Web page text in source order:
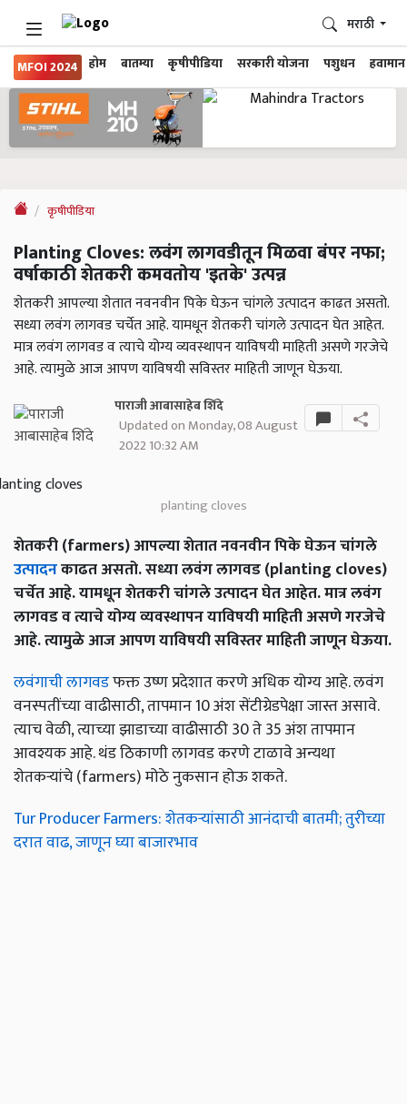
MFOI 2024 होम बातम्या कृषीपीडिया सरकारी योजना पशुधन हवामान
मराठी
कृषीपीडिया
Planting Cloves: लवंग लागवडीतून मिळवा बंपर नफा;
वर्षाकाठी शेतकरी कमवतोय 'इतके' उत्पन्न
शेतकरी आपल्या शेतात नवनवीन पिके घेऊन चांगले उत्पादन काढत असतो.
सध्या लवंग लागवड चर्चेत आहे. यामधून शेतकरी चांगले उत्पादन घेत आहेत.
मात्र लवंग लागवड व त्याचे योग्य व्यवस्थापन याविषयी माहिती असणे गरजेचे
आहे. त्यामुळे आज आपण याविषयी सविस्तर माहिती जाणून घेऊया.
पाराजी आबासाहेब शिंदे
Updated on Monday, 08 August
2022 10:32 AM
planting cloves
शेतकरी (farmers) आपल्या शेतात नवनवीन पिके घेऊन चांगले
उत्पादनकाढत असतो. सध्या लवंग लागवड (planting cloves)
चर्चेत आहे. यामधून शेतकरी चांगले उत्पादन घेत आहेत. मात्र लवंग
लागवड व त्याचे योग्य व्यवस्थापन याविषयी माहिती असणे गरजेचे
आहे. त्यामुळे आज आपण याविषयी सविस्तर माहिती जाणून घेऊया.
लवंगाची लागवडफक्त उष्ण प्रदेशात करणे अधिक योग्य आहे. लवंग
वनस्पतींच्या वाढीसाठी, तापमान 10 अंश सेंटीग्रेडपेक्षा जास्त असावे.
त्याच वेळी, त्याच्या झाडाच्या वाढीसाठी 30 ते 35 अंश तापमान
आवश्यक आहे. थंड ठिकाणी लागवड करणे टाळावे अन्यथा
शेतकऱ्यांचे (farmers) मोठे नुकसान होऊ शकते.
Tur Producer Farmers: शेतकऱ्यांसाठी आनंदाची बातमी; तुरीच्या
दरात वाढ, जाणून घ्या बाजारभाव